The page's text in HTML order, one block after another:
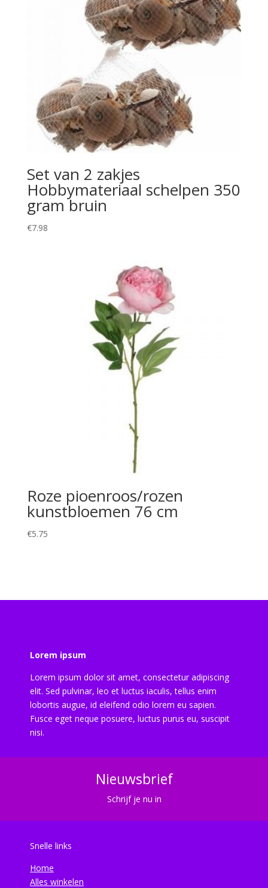
Set van 2 zakjes
Hobbymateriaal schelpen 350
gram bruin
€7.98
Roze pioenroos/rozen
kunstbloemen 76 cm
€5.75
Lorem ipsum
Lorem ipsum dolor sit amet, consectetur adipiscing
elit. Sed pulvinar, leo et luctus iaculis, tellus enim
lobortis augue, id eleifend odio lorem eu sapien.
Fusce eget neque posuere, luctus purus eu, suscipit
nisi.
Nieuwsbrief
Schrijf je nu in
Snelle links
Home
Alles winkelen